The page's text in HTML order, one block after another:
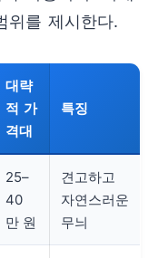
위를 제시한다.
대략
적 가
격대
특징
25–
40
만 원
견고하고
자연스러운
무늬